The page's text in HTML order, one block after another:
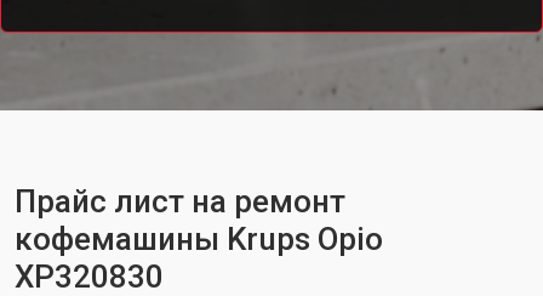
Прайс лист на ремонт
кофемашины Krups Opio
XP320830